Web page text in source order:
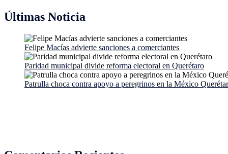
Últimas Noticia
Felipe Macías advierte sanciones a comerciantes
Paridad municipal divide reforma electoral en Querétaro
Patrulla choca contra apoyo a peregrinos en la México